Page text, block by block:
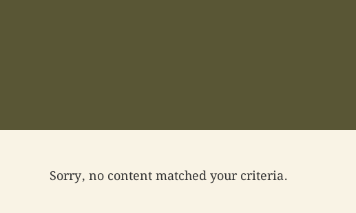
Sorry, no content matched your criteria.